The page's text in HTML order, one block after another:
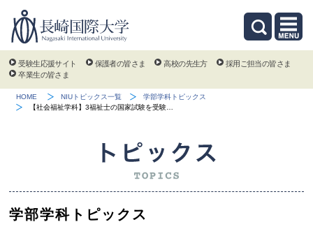
受験生応援サイト 保護者の皆さま 高校の先生方
採用ご担当の皆さま
卒業生の皆さま
HOME NIUトピックス一覧
学部学科トピックス
【社会福祉学科】3福祉士の国家試験を受験…
学部学科トピックス